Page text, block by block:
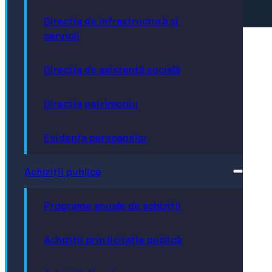
Direcția de infrastructură și
servicii
Direcția de asistență socială
Direcția patrimoniu
Evidența persoanelor
Achiziții publice
Programe anuale de achiziții
Achiziții prin licitație publică